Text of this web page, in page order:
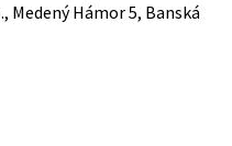
Medený Hámor 5, Banská